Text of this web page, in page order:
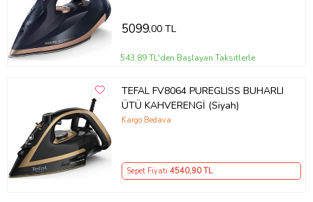
•0-35 gr/dk sürekli buhar
•150 gr/dk şok buhar
•Ultragliss taban
•Otomatik kapanma
•Anti-kireç
•Çift anti-damlatma
5099,00 TL
543,89 TL'den Başlayan Taksitlerle
TEFAL FV8064 PUREGLISS BUHARLI
ÜTÜ KAHVERENGİ (Siyah)
Kargo Bedava
Sepet Fiyatı 4540,90 TL